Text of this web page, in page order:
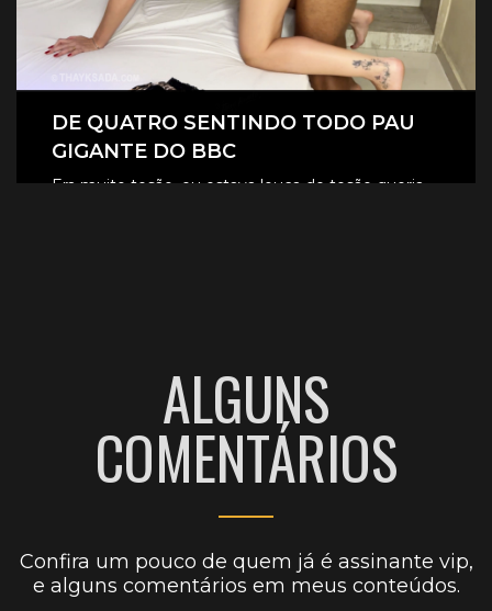
DE QUATRO SENTINDO TODO PAU
GIGANTE DO BBC
Era muito tesão, eu estava louca de tesão queria
ALGUNS
COMENTÁRIOS
Confira um pouco de quem já é assinante vip,
e alguns comentários em meus conteúdos.